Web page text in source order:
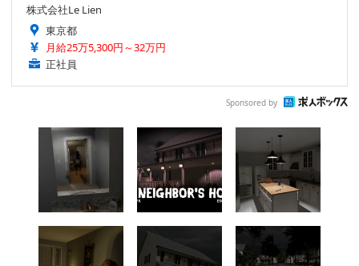
株式会社Le Lien
東京都
月給25万5,300円～32万円
正社員
Sponsored by